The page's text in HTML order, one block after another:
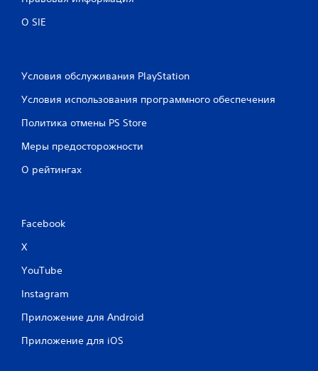
О SIE
Условия обслуживания PlayStation
Условия использования программного обеспечения
Политика отмены PS Store
Меры предосторожности
О рейтингах
Facebook
X
YouTube
Instagram
Приложение для Android
Приложение для iOS